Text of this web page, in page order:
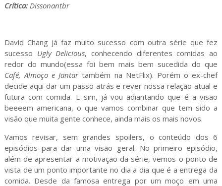
Crítica:Dissonantbr
David Chang já faz muito sucesso com outra série que fez
sucesso Ugly Delicious, conhecendo diferentes comidas ao
redor do mundo(essa foi bem mais bem sucedida do que
Café, Almoço e Jantartambém na NetFlix). Porém o ex-chef
decide aqui dar um passo atrás e rever nossa relação atual e
futura com comida. E sim, já vou adiantando que é a visão
beeeem americana, o que vamos combinar que tem sido a
visão que muita gente conhece, ainda mais os mais novos.
Vamos revisar, sem grandes spoilers, o conteúdo dos 6
episódios para dar uma visão geral. No primeiro episódio,
além de apresentar a motivação da série, vemos o ponto de
vista de um ponto importante no dia a dia que é a entrega da
comida. Desde da famosa entrega por um moço em uma